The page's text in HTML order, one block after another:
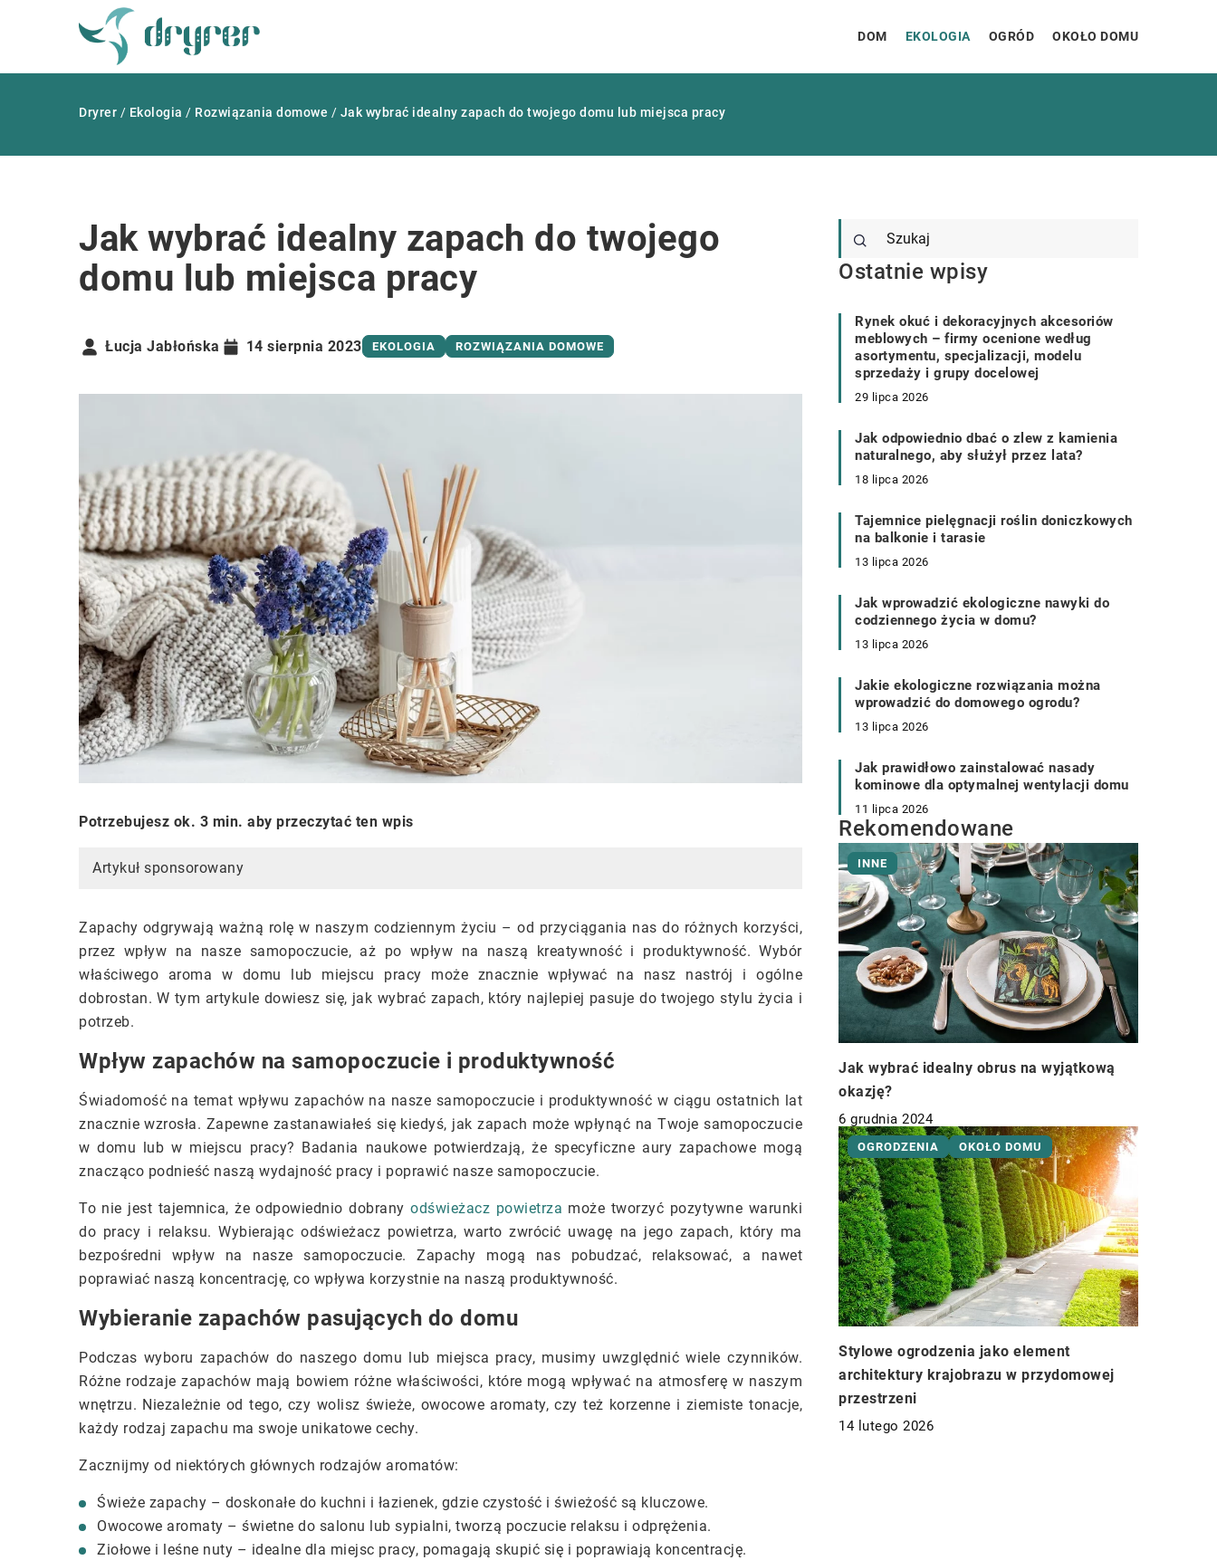
DOM EKOLOGIA OGRÓD OKOŁO DOMU
Dryrer / Ekologia / Rozwiązania domowe / Jak wybrać idealny zapach do twojego domu lub miejsca pracy
Jak wybrać idealny zapach do twojego
domu lub miejsca pracy
Łucja Jabłońska 14 sierpnia 2023 EKOLOGIA ROZWIĄZANIA DOMOWE
Potrzebujesz ok. 3 min. aby przeczytać ten wpis
Artykuł sponsorowany
Zapachy odgrywają ważną rolę w naszym codziennym życiu – od przyciągania nas do różnych korzyści,
przez wpływ na nasze samopoczucie, aż po wpływ na naszą kreatywność i produktywność. Wybór
właściwego aroma w domu lub miejscu pracy może znacznie wpływać na nasz nastrój i ogólne
dobrostan. W tym artykule dowiesz się, jak wybrać zapach, który najlepiej pasuje do twojego stylu życia i
potrzeb.
Wpływ zapachów na samopoczucie i produktywność
Świadomość na temat wpływu zapachów na nasze samopoczucie i produktywność w ciągu ostatnich lat
znacznie wzrosła. Zapewne zastanawiałeś się kiedyś, jak zapach może wpłynąć na Twoje samopoczucie
w domu lub w miejscu pracy? Badania naukowe potwierdzają, że specyficzne aury zapachowe mogą
znacząco podnieść naszą wydajność pracy i poprawić nasze samopoczucie.
To nie jest tajemnica, że odpowiednio dobranyodświeżacz powietrza może tworzyć pozytywne warunki
do pracy i relaksu. Wybierając odświeżacz powietrza, warto zwrócić uwagę na jego zapach, który ma
bezpośredni wpływ na nasze samopoczucie. Zapachy mogą nas pobudzać, relaksować, a nawet
poprawiać naszą koncentrację, co wpływa korzystnie na naszą produktywność.
Wybieranie zapachów pasujących do domu
Podczas wyboru zapachów do naszego domu lub miejsca pracy, musimy uwzględnić wiele czynników.
Różne rodzaje zapachów mają bowiem różne właściwości, które mogą wpływać na atmosferę w naszym
wnętrzu. Niezależnie od tego, czy wolisz świeże, owocowe aromaty, czy też korzenne i ziemiste tonacje,
każdy rodzaj zapachu ma swoje unikatowe cechy.
Zacznijmy od niektórych głównych rodzajów aromatów:
Świeże zapachy – doskonałe do kuchni i łazienek, gdzie czystość i świeżość są kluczowe.
Owocowe aromaty – świetne do salonu lub sypialni, tworzą poczucie relaksu i odprężenia.
Ziołowe i leśne nuty – idealne dla miejsc pracy, pomagają skupić się i poprawiają koncentrację.
Ostatnie wpisy
Rynek okuć i dekoracyjnych akcesoriów
meblowych – firmy ocenione według
asortymentu, specjalizacji, modelu
sprzedaży i grupy docelowej
29 lipca 2026
Jak odpowiednio dbać o zlew z kamienia
naturalnego, aby służył przez lata?
18 lipca 2026
Tajemnice pielęgnacji roślin doniczkowych
na balkonie i tarasie
13 lipca 2026
Jak wprowadzić ekologiczne nawyki do
codziennego życia w domu?
13 lipca 2026
Jakie ekologiczne rozwiązania można
wprowadzić do domowego ogrodu?
13 lipca 2026
Jak prawidłowo zainstalować nasady
kominowe dla optymalnej wentylacji domu
11 lipca 2026
Rekomendowane
INNE
Jak wybrać idealny obrus na wyjątkową
okazję?
6 grudnia 2024
OGRODZENIA OKOŁO DOMU
Stylowe ogrodzenia jako element
architektury krajobrazu w przydomowej
przestrzeni
14 lutego 2026